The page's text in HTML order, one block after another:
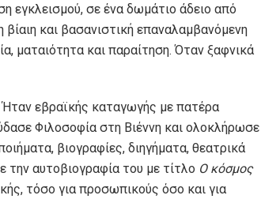
εγκλεισμού, σε ένα δωμάτιο άδειο από
και βασανιστική επαναλαμβανόμενη
ματαιότητα και παραίτηση. Όταν ξαφνικά
εβραϊκής καταγωγής με πατέρα
Φιλοσοφία στη Βιέννη και ολοκλήρωσε
βιογραφίες, διηγήματα, θεατρικά
αυτοβιογραφία του με τίτλο Ο κόσμος
τόσο για προσωπικούς όσο και για